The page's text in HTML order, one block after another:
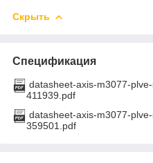
Скрыть
Спецификация
datasheet-axis-m3077-
411939.pdf
datasheet-axis-m3077-
359501.pdf